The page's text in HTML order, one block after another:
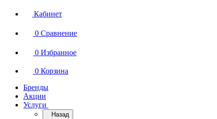
Кабинет
0 Сравнение
0 Избранное
0 Корзина
Бренды
Акции
Услуги
Назад